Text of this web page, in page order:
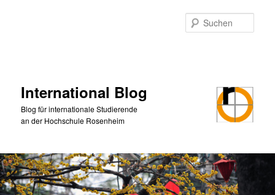
International Blog
Blog für internationale Studierende
an der Hochschule Rosenheim